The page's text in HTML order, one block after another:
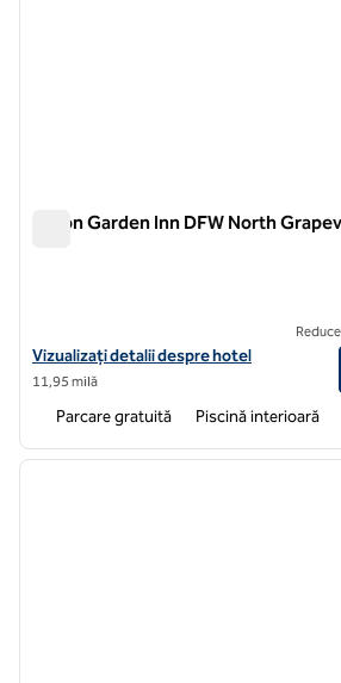
Hilton Garden Inn DFW North
Vizualizați detaliile hotelului Hilton Garden
Vizualizați detalii despre hotel
11,95 milă
Parcare gratuită Piscină interioară
1 din 8